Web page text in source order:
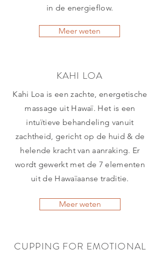
in de energieflow.
Meer weten
KAHI LOA
Kahi Loa is een zachte, energetische
massage uit Hawaï. Het is een
intuïtieve behandeling vanuit
zachtheid, gericht op de huid & de
helende kracht van aanraking. Er
wordt gewerkt met de 7 elementen
uit de Hawaïaanse traditie.
Meer weten
CUPPING FOR EMOTIONAL